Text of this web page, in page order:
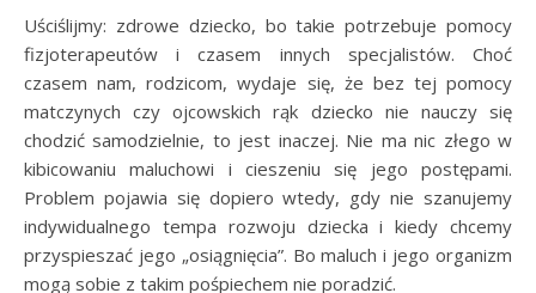
Uściślijmy: zdrowe dziecko, bo takie potrzebuje pomocy
fizjoterapeutów i czasem innych specjalistów. Choć
czasem nam, rodzicom, wydaje się, że bez tej pomocy
matczynych czy ojcowskich rąk dziecko nie nauczy się
chodzić samodzielnie, to jest inaczej. Nie ma nic złego w
kibicowaniu maluchowi i cieszeniu się jego postępami.
Problem pojawia się dopiero wtedy, gdy nie szanujemy
indywidualnego tempa rozwoju dziecka i kiedy chcemy
przyspieszać jego „osiągnięcia”. Bo maluch i jego organizm
mogą sobie z takim pośpiechem nie poradzić.